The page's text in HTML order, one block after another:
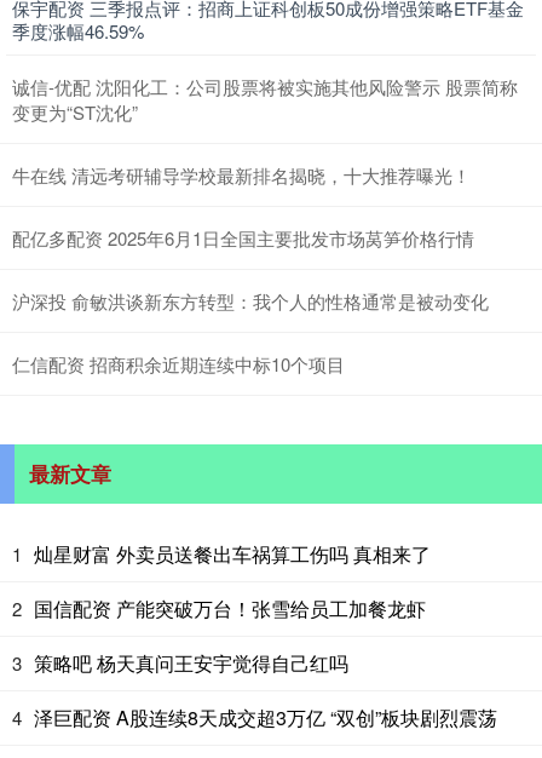
保宇配资 三季报点评：招商上证科创板50成份增强策略ETF基金
季度涨幅46.59%
诚信-优配 沈阳化工：公司股票将被实施其他风险警示 股票简称
变更为“ST沈化”
牛在线 清远考研辅导学校最新排名揭晓，十大推荐曝光！
配亿多配资 2025年6月1日全国主要批发市场莴笋价格行情
沪深投 俞敏洪谈新东方转型：我个人的性格通常是被动变化
仁信配资 招商积余近期连续中标10个项目
最新文章
1 灿星财富 外卖员送餐出车祸算工伤吗 真相来了
2 国信配资 产能突破万台！张雪给员工加餐龙虾
3 策略吧 杨天真问王安宇觉得自己红吗
4 泽巨配资 A股连续8天成交超3万亿 “双创”板块剧烈震荡